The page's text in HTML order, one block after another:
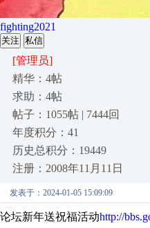
fighting2021
关注 私信
[管理员]
精华：4帖
求助：4帖
帖子：1055帖 | 7444回
年度积分：41
历史总积分：19449
注册：2008年11月11日
发表于：2024-01-05 15:09:09
论坛新年送祝福活动http://